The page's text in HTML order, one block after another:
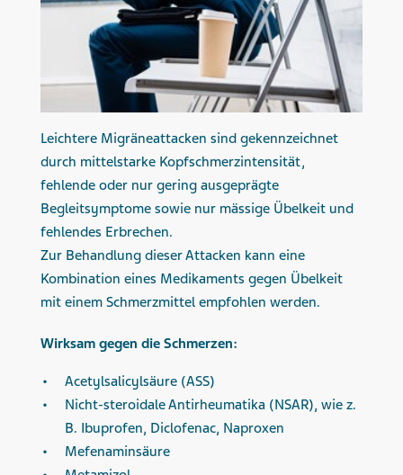
Leichtere Migräneattacken sind gekennzeichnet
durch mittelstarke Kopfschmerzintensität,
fehlende oder nur gering ausgeprägte
Begleitsymptome sowie nur mässige Übelkeit und
fehlendes Erbrechen.
Zur Behandlung dieser Attacken kann eine
Kombination eines Medikaments gegen Übelkeit
mit einem Schmerzmittel empfohlen werden.
Wirksam gegen die Schmerzen:
Acetylsalicylsäure (ASS)
Nicht-steroidale Antirheumatika (NSAR), wie z.
B. Ibuprofen, Diclofenac, Naproxen
Mefenaminsäure